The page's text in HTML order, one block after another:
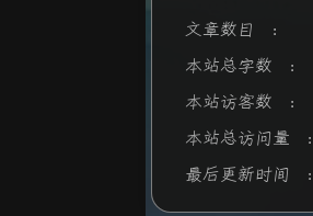
文章数目 :
本站总字数 :
本站访客数 :
本站总访问量 :
最后更新时间 :